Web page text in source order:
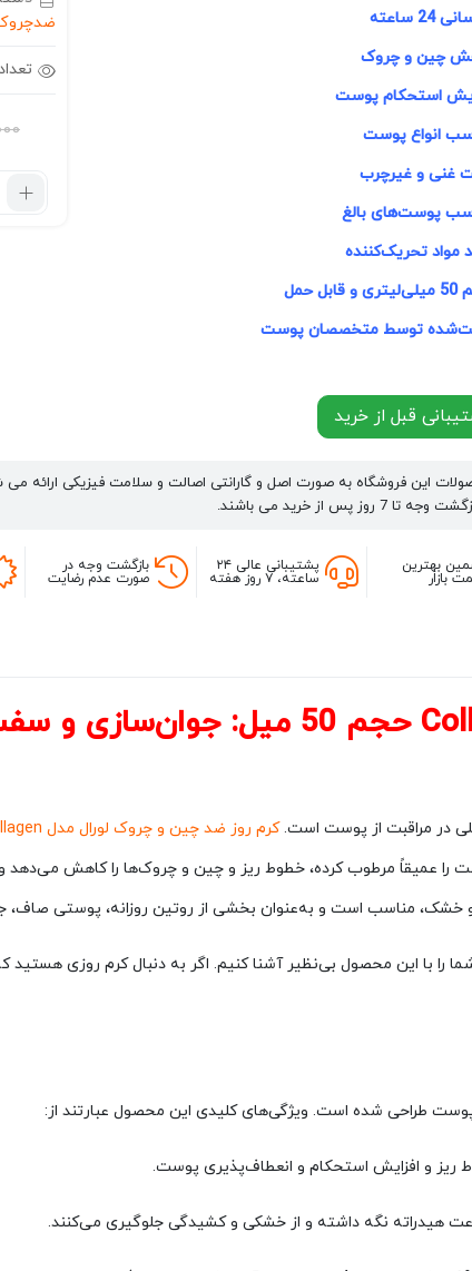
24 ساعته
چین و چروک
استحکام پوست
انواع پوست
غنی و غیرچرب
پوست‌های بالغ
مواد تحریک‌کننده
قابل حمل
توسط متخصصان پوست
قبل از خرید
این فروشگاه به صورت اصل و گارانتی اصالت و سلامت فیزیکی ارائه
7 روز پس از خرید می باشند.
بهترین
بازار
پشتیبانی عالی ۲۴
ساعته، ۷ روز هفته
بازگشت وجه در
صورت عدم رضایت
در مراقبت از پوست است.کرم روز ضد چین و چروک لورال مدل Collagen با حجم 50 میل
را عمیقاً مرطوب کرده، خطوط ریز و چین و چروک‌ها را کاهش می‌دهد
و خشک، مناسب است و به‌عنوان بخشی از روتین روزانه، پوستی
شما را با این محصول بی‌نظیر آشنا کنیم. اگر به دنبال کرم روزی
و افزایش استحکام و انعطاف‌پذیری پوست.